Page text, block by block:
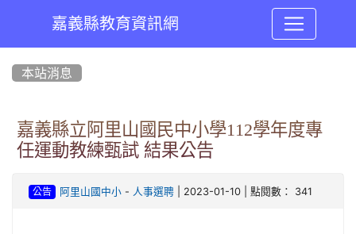
嘉義縣教育資訊網
本站消息
嘉義縣立阿里山國民中小學112學年度專
任運動教練甄試 結果公告
公告 阿里山國中小- 人事選聘| 2023-01-10 | 點閱數： 341